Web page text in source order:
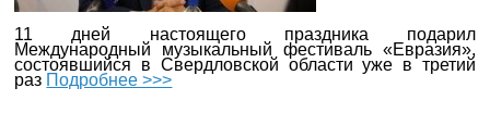
11 дней настоящего праздника подарил
Международный музыкальный фестиваль «Евразия»,
состоявшийся в Свердловской области уже в третий
раз Подробнее >>>